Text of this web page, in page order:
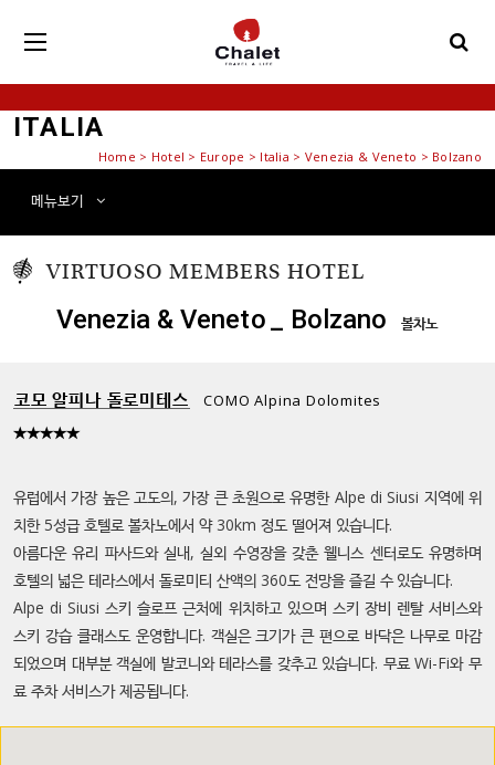
ITALIA
Home > Hotel > Europe > Italia > Venezia & Veneto > Bolzano
메뉴보기
Venezia & Veneto_ Bolzano 볼차노
VIRTUOSO MEMBERS HOTEL
코모 알피나 돌로미테스 COMO Alpina Dolomites
★★★★★
유럽에서 가장 높은 고도의, 가장 큰 초원으로 유명한 Alpe di Siusi 지역에 위
치한 5성급 호텔로 볼차노에서 약 30km 정도 떨어져 있습니다.
아름다운 유리 파사드와 실내, 실외 수영장을 갖춘 웰니스 센터로도 유명하며
호텔의 넓은 테라스에서 돌로미티 산액의 360도 전망을 즐길 수 있습니다.
Alpe di Siusi 스키 슬로프 근처에 위치하고 있으며 스키 장비 렌탈 서비스와
스키 강습 클래스도 운영합니다. 객실은 크기가 큰 편으로 바닥은 나무로 마감
되었으며 대부분 객실에 발코니와 테라스를 갖추고 있습니다. 무료 Wi-Fi와 무
료 주차 서비스가 제공됩니다.